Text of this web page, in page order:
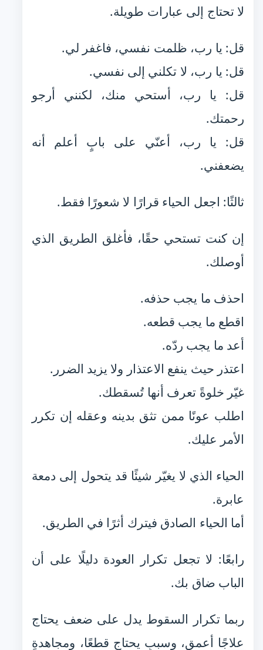
لا تحتاج إلى عبارات طويلة.
قل: يا رب، ظلمت نفسي، فاغفر لي.
قل: يا رب، لا تكلني إلى نفسي.
قل: يا رب، أستحي منك، لكنني أرجو
رحمتك.
قل: يا رب، أعنّي على بابٍ أعلم أنه
يضعفني.
ثالثًا: اجعل الحياء قرارًا لا شعورًا فقط.
إن كنت تستحي حقًا، فأغلق الطريق الذي
أوصلك.
احذف ما يجب حذفه.
اقطع ما يجب قطعه.
أعد ما يجب ردّه.
اعتذر حيث ينفع الاعتذار ولا يزيد الضرر.
غيّر خلوةً تعرف أنها تُسقطك.
اطلب عونًا ممن تثق بدينه وعقله إن تكرر
الأمر عليك.
الحياء الذي لا يغيّر شيئًا قد يتحول إلى دمعة
عابرة.
أما الحياء الصادق فيترك أثرًا في الطريق.
رابعًا: لا تجعل تكرار العودة دليلًا على أن
الباب ضاق بك.
ربما تكرار السقوط يدل على ضعف يحتاج
علاجًا أعمق، وسببٍ يحتاج قطعًا، ومجاهدةٍ